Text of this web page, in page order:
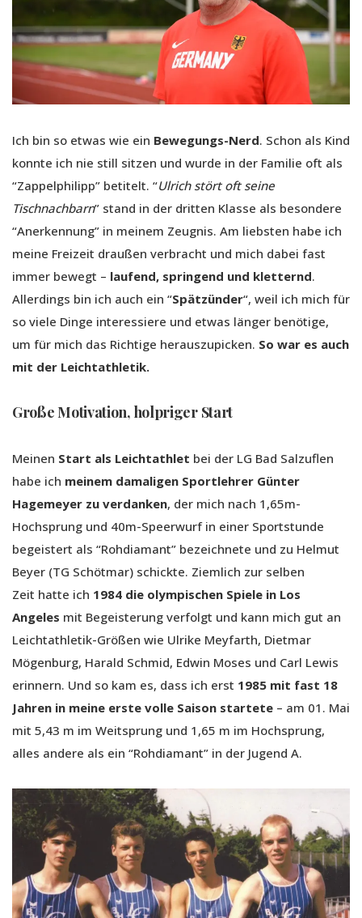
Ich bin so etwas wie ein Bewegungs-Nerd. Schon als Kind
konnte ich nie still sitzen und wurde in der Familie oft als
“Zappelphilipp” betitelt. “Ulrich stört oft seine
Tischnachbarn” stand in der dritten Klasse als besondere
“Anerkennung” in meinem Zeugnis. Am liebsten habe ich
meine Freizeit draußen verbracht und mich dabei fast
immer bewegt – laufend, springend und kletternd.
Allerdings bin ich auch ein “Spätzünder“, weil ich mich für
so viele Dinge interessiere und etwas länger benötige,
um für mich das Richtige herauszupicken. So war es auch
mit der Leichtathletik.
Große Motivation, holpriger Start
Meinen Start als Leichtathlet bei der LG Bad Salzuflen
habe ich meinem damaligen Sportlehrer Günter
Hagemeyer zu verdanken, der mich nach 1,65m-
Hochsprung und 40m-Speerwurf in einer Sportstunde
begeistert als “Rohdiamant” bezeichnete und zu Helmut
Beyer (TG Schötmar) schickte. Ziemlich zur selben
Zeit hatte ich 1984 die olympischen Spiele in Los
Angeles mit Begeisterung verfolgt und kann mich gut an
Leichtathletik-Größen wie Ulrike Meyfarth, Dietmar
Mögenburg, Harald Schmid, Edwin Moses und Carl Lewis
erinnern. Und so kam es, dass ich erst 1985 mit fast 18
Jahren in meine erste volle Saison startete – am 01. Mai
mit 5,43 m im Weitsprung und 1,65 m im Hochsprung,
alles andere als ein “Rohdiamant” in der Jugend A.